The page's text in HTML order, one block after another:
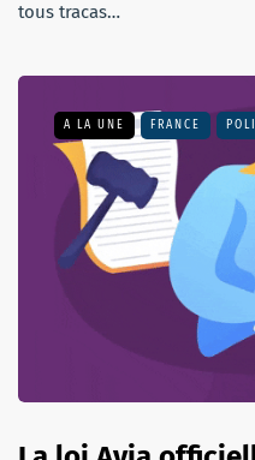
tous tracas…
A LA UNE FRANCE